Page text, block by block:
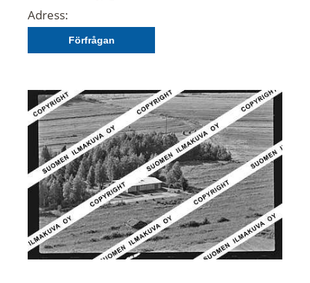
Adress:
Förfrågan